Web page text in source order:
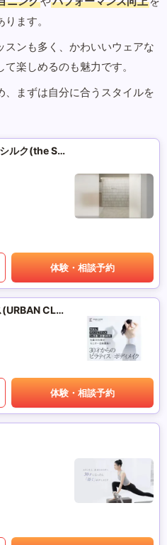
ます。
ンも多く、かわいいウェアな
楽しめるのも魅力です。
まずは自分に合うスタイルを
マシンピラティススタジオ ザ･シルク(the SILK)
体験・相談予約
アーバンクラシックピラティス(URBAN CLASSIC PILATES)
体験・相談予約